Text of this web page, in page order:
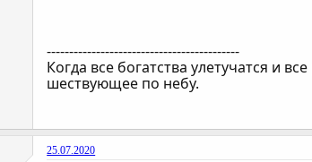
-------------------------------------------
Когда все богатства улетучатся и
шествующее по небу.
25.07.2020